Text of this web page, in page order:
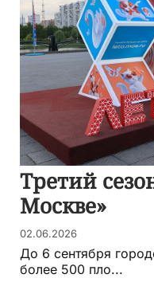
Третий
Москве»
02.06.2026
До 6 сентября
более 500 пло...